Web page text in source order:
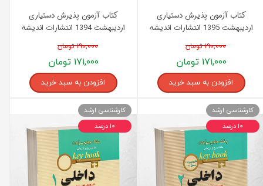
کتاب آزمون پذیرش دستیاری
اردیبهشت 1395 انتشارات اندیشه
۱۹۰,۰۰۰ تومان
۱۷۱,۰۰۰ تومان
افزودن به سبد خرید
کتاب آزمون پذیرش دستیاری
اردیبهشت 1394 انتشارات اندیشه
۱۹۰,۰۰۰ تومان
۱۷۱,۰۰۰ تومان
افزودن به سبد خرید
کارشناسی ارشد
۱۰ درصد
کارشناسی ارشد
۱۰ درصد